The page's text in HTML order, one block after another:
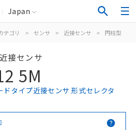
Japan
テゴリ > センサ > 近接センサ > 円柱型
接センサ
5M
タイプ近接センサ 形式セレクタ